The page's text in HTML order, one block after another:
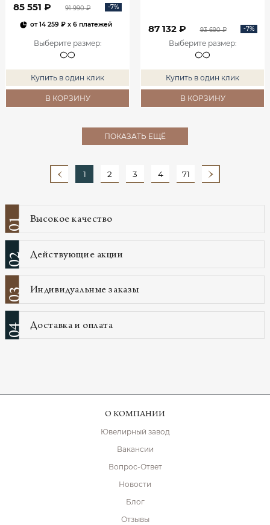
85 551 ₽ 91 990 ₽ -7%
от14 259 ₽ x 6 платежей
Выберите размер:
Купить в один клик
В КОРЗИНУ
87 132 ₽ 93 690 ₽ -7%
Выберите размер:
Купить в один клик
В КОРЗИНУ
ПОКАЗАТЬ ЕЩЁ
1 2 3 4 71
01 Высокое качество
02 Действующие акции
03 Индивидуальные заказы
04 Доставка и оплата
О КОМПАНИИ
Ювелирный завод
Вакансии
Вопрос-Ответ
Новости
Блог
Отзывы